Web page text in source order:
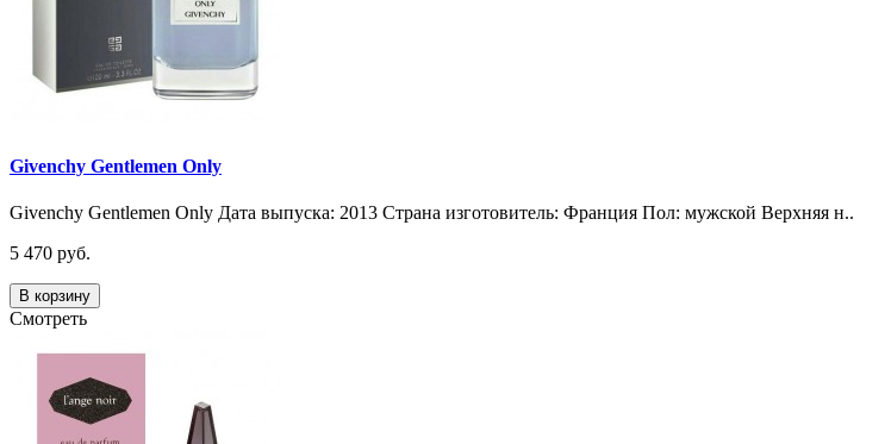
Givenchy Gentlemen Only
Givenchy Gentlemen Only Дата выпуска: 2013 Страна изготовитель: Франция Пол: мужской Верхняя н..
5 470 руб.
В корзину
Смотреть